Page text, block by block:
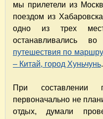
мы прилетели из
поездом из
одно из трех
останавливались
путешествия по
– Китай, город Хуньчунь.
При составлении
первоначально не
отдых, думали